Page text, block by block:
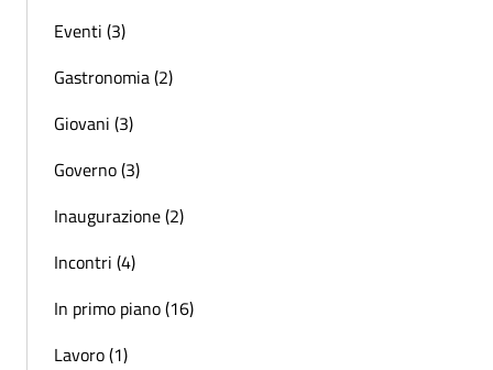
Eventi (3)
Gastronomia (2)
Giovani (3)
Governo (3)
Inaugurazione (2)
Incontri (4)
In primo piano (16)
Lavoro (1)